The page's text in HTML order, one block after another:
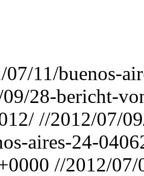
11/buenos-
28-bericht-
//2012/07/
aires-24-
//2012/07/